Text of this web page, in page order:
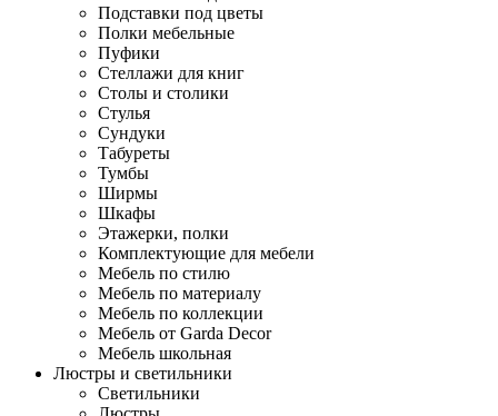
Подставки под цветы
Полки мебельные
Пуфики
Стеллажи для книг
Столы и столики
Стулья
Сундуки
Табуреты
Тумбы
Ширмы
Шкафы
Этажерки, полки
Комплектующие для мебели
Мебель по стилю
Мебель по материалу
Мебель по коллекции
Мебель от Garda Decor
Мебель школьная
Люстры и светильники
Светильники